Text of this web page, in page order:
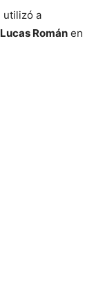
utilizó a
Lucas Román en